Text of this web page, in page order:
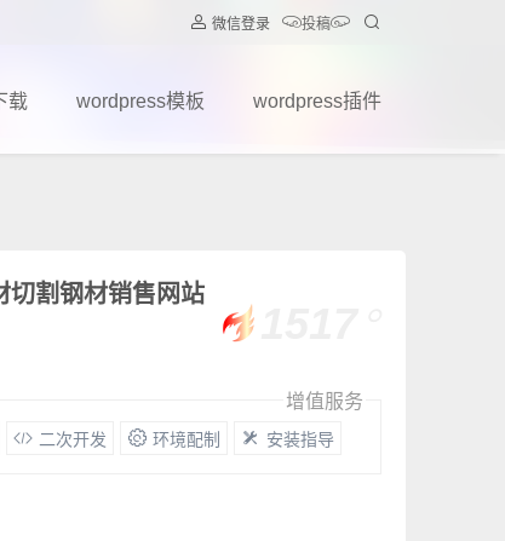
微信登录 投稿
载 wordpress模板 wordpress插件
割钢材销售网站
增值服务
二次开发 环境配制 安装指导